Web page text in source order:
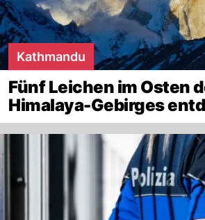
Kathmandu
Fünf Leichen im Osten
Himalaya-Gebirges